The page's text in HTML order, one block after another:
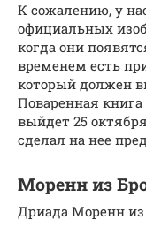
К сожалению, у
официальных
когда они
временем есть
который должен
Поваренная
выйдет 25
сделал на нее
Моренн из
Дриада Моренн из